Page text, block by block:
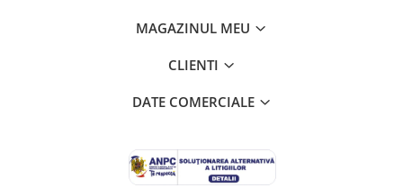
Semnalizare și delimitare
MAGAZINUL MEU
CLIENTI
DATE COMERCIALE